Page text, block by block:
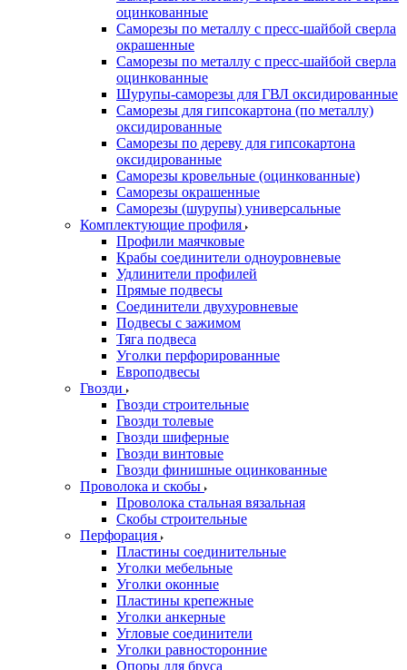
оцинкованные
Саморезы по металлу с пресс-шайбой сверла
окрашенные
Саморезы по металлу с пресс-шайбой сверла
оцинкованные
Шурупы-саморезы для ГВЛ оксидированные
Саморезы для гипсокартона (по металлу)
оксидированные
Саморезы по дереву для гипсокартона
оксидированные
Саморезы кровельные (оцинкованные)
Саморезы окрашенные
Саморезы (шурупы) универсальные
Комплектующие профиля
Профили маячковые
Крабы соединители одноуровневые
Удлинители профилей
Прямые подвесы
Соединители двухуровневые
Подвесы с зажимом
Тяга подвеса
Уголки перфорированные
Европодвесы
Гвозди
Гвозди строительные
Гвозди толевые
Гвозди шиферные
Гвозди винтовые
Гвозди финишные оцинкованные
Проволока и скобы
Проволока стальная вязальная
Скобы строительные
Перфорация
Пластины соединительные
Уголки мебельные
Уголки оконные
Пластины крепежные
Уголки анкерные
Угловые соединители
Уголки равносторонние
Опоры для бруса